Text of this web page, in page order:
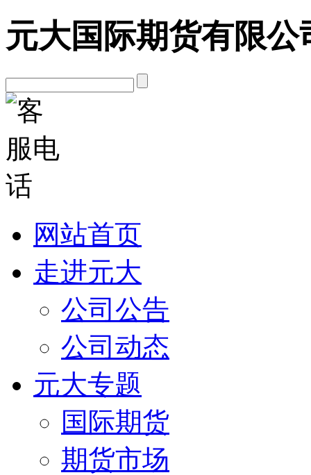
元大国际期货有限公
网站首页
走进元大
公司公告
公司动态
元大专题
国际期货
期货市场